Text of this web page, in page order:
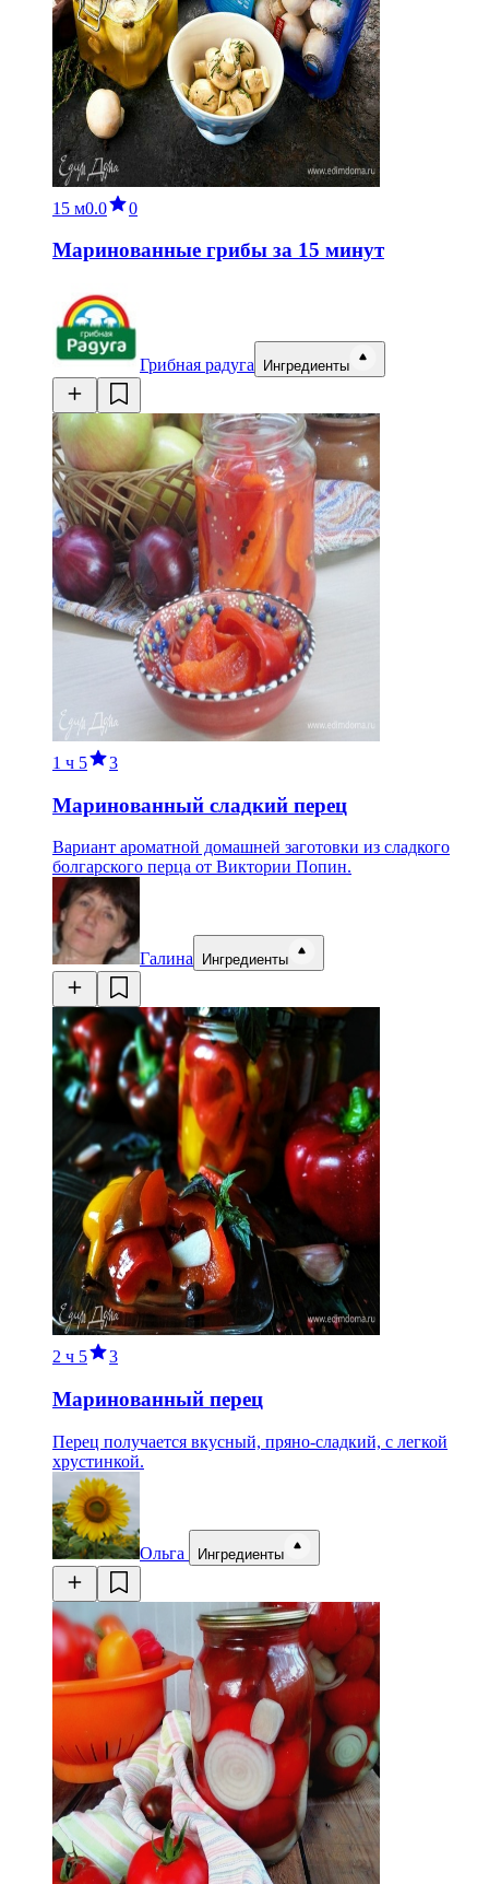
15 м0.0 0
Маринованные грибы за 15 минут
Грибная радуга Ингредиенты
1 ч 5 3
Маринованный сладкий перец
Вариант ароматной домашней заготовки из сладкого
болгарского перца от Виктории Попин.
Галина Ингредиенты
2 ч 5 3
Маринованный перец
Перец получается вкусный, пряно-сладкий, с легкой
хрустинкой.
Ольга Ингредиенты